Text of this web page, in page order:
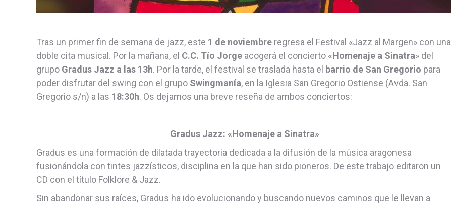
Tras un primer fin de semana de jazz, este 1 de noviembre regresa el Festival «Jazz al Margen» con una
doble cita musical. Por la mañana, el C.C. Tío Jorge acogerá el concierto «Homenaje a Sinatra» del
grupo Gradus Jazz a las 13h. Por la tarde, el festival se traslada hasta el barrio de San Gregorio para
poder disfrutar del swing con el grupo Swingmanía, en la Iglesia San Gregorio Ostiense (Avda. San
Gregorio s/n) a las 18:30h. Os dejamos una breve reseña de ambos conciertos:
Gradus Jazz: «Homenaje a Sinatra»
Gradus es una formación de dilatada trayectoria dedicada a la difusión de la música aragonesa
fusionándola con tintes jazzísticos, disciplina en la que han sido pioneros. De este trabajo editaron un
CD con el título Folklore & Jazz.
Sin abandonar sus raíces, Gradus ha ido evolucionando y buscando nuevos caminos que le llevan a